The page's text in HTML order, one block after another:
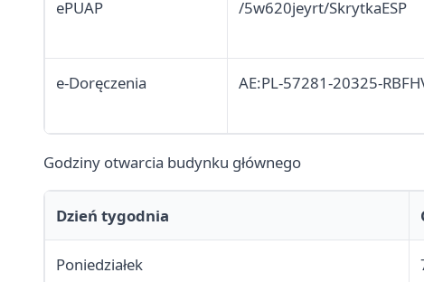
ePUAP /5w620jeyrt/SkrytkaESP
e-Doręczenia AE:PL-57281-20325-
Godziny otwarcia budynku głównego
Dzień tygodnia
Poniedziałek